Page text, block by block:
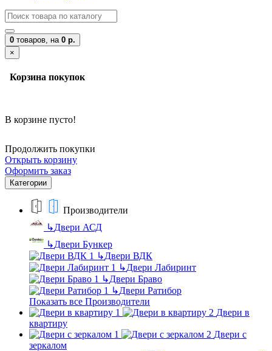
0 товаров, на 0 р.
×
Корзина покупок
В корзине пусто!
Продолжить покупки
Открыть корзину
Оформить заказ
Категории
Производители
↳Двери АСД
↳Двери Бункер
↳Двери ВДК
↳Двери Лабиринт
↳Двери Браво
↳Двери Ратибор
Показать все Производители
Двери в
квартиру
Двери с
зеркалом